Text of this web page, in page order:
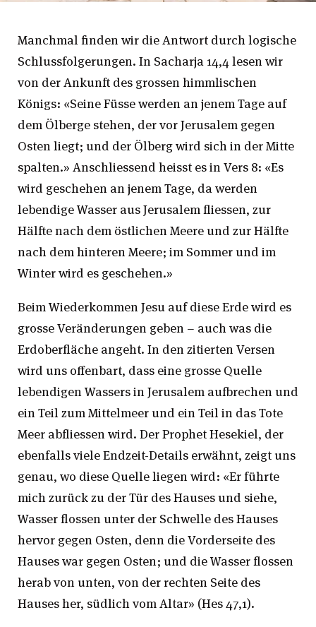
Manchmal finden wir die Antwort durch logische
Schlussfolgerungen. In Sacharja 14,4 lesen wir
von der Ankunft des grossen himmlischen
Königs: «Seine Füsse werden an jenem Tage auf
dem Ölberge stehen, der vor Jerusalem gegen
Osten liegt; und der Ölberg wird sich in der Mitte
spalten.» Anschliessend heisst es in Vers 8: «Es
wird geschehen an jenem Tage, da werden
lebendige Wasser aus Jerusalem fliessen, zur
Hälfte nach dem östlichen Meere und zur Hälfte
nach dem hinteren Meere; im Sommer und im
Winter wird es geschehen.»
Beim Wiederkommen Jesu auf diese Erde wird es
grosse Veränderungen geben – auch was die
Erdoberfläche angeht. In den zitierten Versen
wird uns offenbart, dass eine grosse Quelle
lebendigen Wassers in Jerusalem aufbrechen und
ein Teil zum Mittelmeer und ein Teil in das Tote
Meer abfliessen wird. Der Prophet Hesekiel, der
ebenfalls viele Endzeit-Details erwähnt, zeigt uns
genau, wo diese Quelle liegen wird: «Er führte
mich zurück zu der Tür des Hauses und siehe,
Wasser flossen unter der Schwelle des Hauses
hervor gegen Osten, denn die Vorderseite des
Hauses war gegen Osten; und die Wasser flossen
herab von unten, von der rechten Seite des
Hauses her, südlich vom Altar» (Hes 47,1).